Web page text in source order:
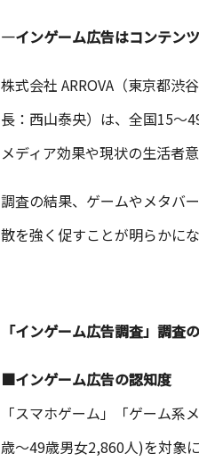
―インゲーム広告はコンテン
株式会社 ARROVA（東京都渋
⻑：西山泰央）は、全国15～
メディア効果や現状の生活者
調査の結果、ゲームやメタバ
散を強く促すことが明らかに
「インゲーム広告調査」調査
■インゲーム広告の認知度
「スマホゲーム」「ゲーム
歳〜49歳男女2,860人)を対象